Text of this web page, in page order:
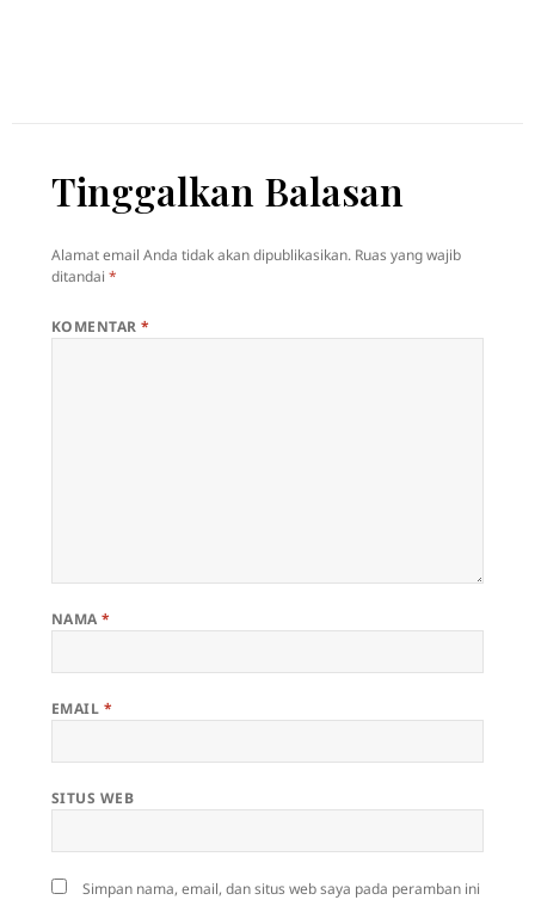
Tinggalkan Balasan
Alamat email Anda tidak akan dipublikasikan. Ruas yang wajib
ditandai *
KOMENTAR*
NAMA*
EMAIL *
SITUS WEB
Simpan nama, email, dan situs web saya pada peramban ini